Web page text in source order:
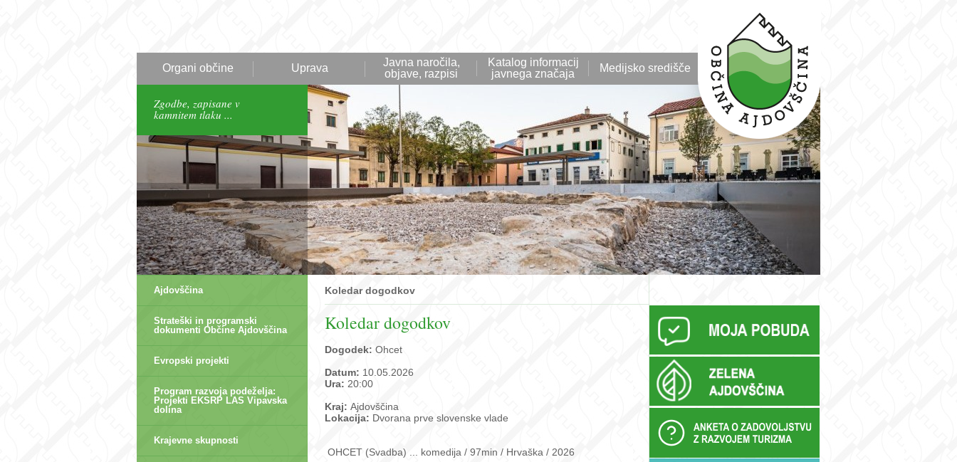
Organi občine Uprava
Javna naročila,
objave, razpisi
Katalog informacij
javnega značaja
Medijsko središče
Zgodbe, zapisane v
kamnitem tlaku ...
Ajdovščina
Strateški in programski
dokumenti Občine Ajdovščina
Evropski projekti
Program razvoja podeželja:
Projekti EKSRP LAS Vipavska
dolina
Krajevne skupnosti
Koledar dogodkov
Koledar dogodkov
Dogodek: Ohcet
Datum: 10.05.2026
Ura: 20:00
Kraj: Ajdovščina
Lokacija: Dvorana prve slovenske vlade
OHCET (Svadba) ... komedija / 97min / Hrvaška / 2026